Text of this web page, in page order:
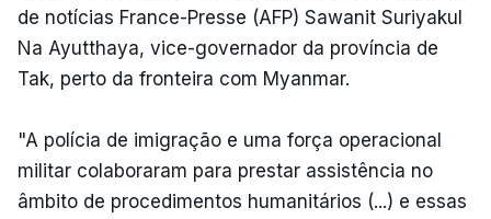
de notícias France-Presse (AFP) Sawanit Suriyakul
Na Ayutthaya, vice-governador da província de
Tak, perto da fronteira com Myanmar.
"A polícia de imigração e uma força operacional
militar colaboraram para prestar assistência no
âmbito de procedimentos humanitários (...) e essas